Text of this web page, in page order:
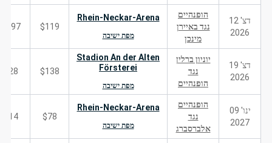
דצ' 12
2026
הופנהיים
נגד באיירן
מינכן
Rhein-Neckar-Arena
מפת ישיבה
$119
197
דצ' 19
2026
יוניון ברלין
נגד
הופנהיים
Stadion An der Alten
Försterei
מפת ישיבה
$138
28
ינו' 09
2027
הופנהיים
נגד
אלברסברג
Rhein-Neckar-Arena
מפת ישיבה
$78
14